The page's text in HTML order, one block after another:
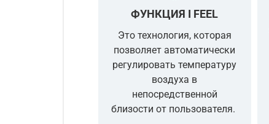
ФУНКЦИЯ I FEEL
Это технология, которая
позволяет автоматически
регулировать температуру
воздуха в
непосредственной
близости от пользователя.